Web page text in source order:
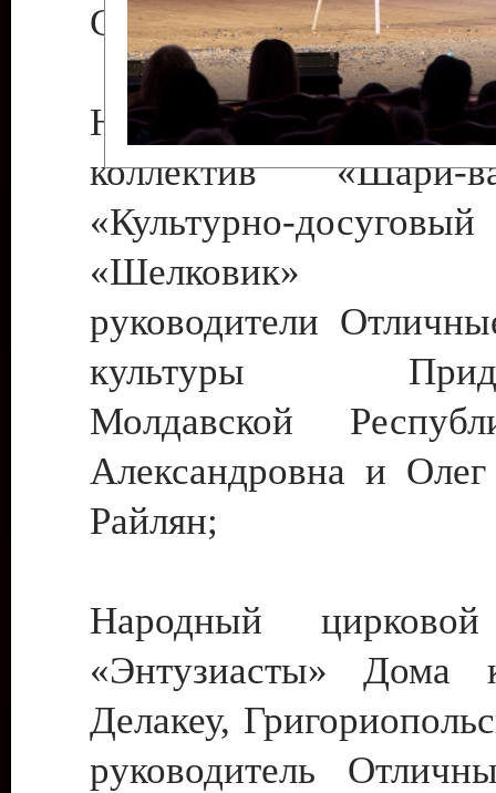
Светлана Георгиевна
Народный цирковой
коллектив
«Культурно-
«Шелковик»
руководители
культуры
Молдавской
Александровна и
Райлян;
Народный цирковой
«Энтузиасты» Дома
Делакеу,
руководитель